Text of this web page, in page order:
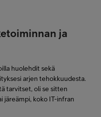
ja
huolehdit sekä
arjen tehokkuudesta.
tarvitset, oli se sitten
järeämpi, koko IT-infran